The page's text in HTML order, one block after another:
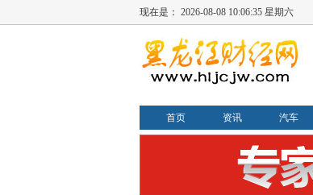
现在是： 2026-08-08 10:06:36 星期六
首页 资讯 汽车